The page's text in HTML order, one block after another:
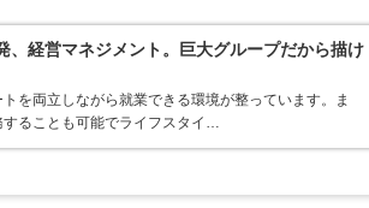
経営マネジメント。巨大グループだから描け
を両立しながら就業できる環境が整っています。ま
ることも可能でライフスタイ…